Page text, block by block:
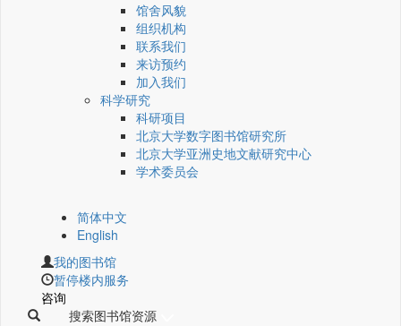
馆舍风貌
组织机构
联系我们
来访预约
加入我们
科学研究
科研项目
北京大学数字图书馆研究所
北京大学亚洲史地文献研究中心
学术委员会
简体中文
English
我的图书馆
暂停楼内服务
咨询
搜索图书馆资源